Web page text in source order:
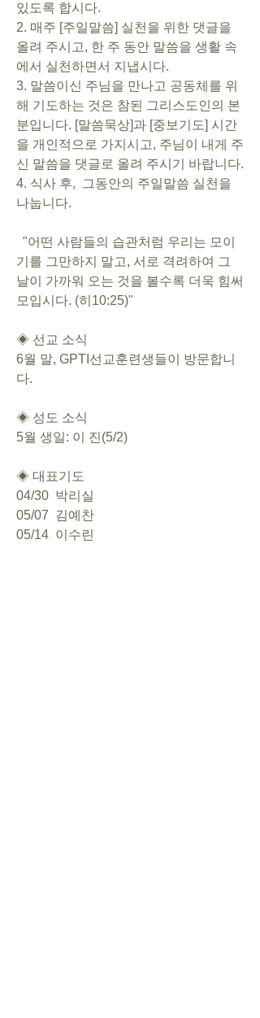
있도록 합시다.
2. 매주 [주일말씀] 실천을 위한 댓글을
올려 주시고, 한 주 동안 말씀을 생활 속
에서 실천하면서 지냅시다.
3. 말씀이신 주님을 만나고 공동체를 위
해 기도하는 것은 참된 그리스도인의 본
분입니다. [말씀묵상]과 [중보기도] 시간
을 개인적으로 가지시고, 주님이 내게 주
4. 식사 후,  그동안의 주일말씀 실천을
나눕니다.
기를 그만하지 말고, 서로 격려하여 그
날이 가까워 오는 것을 볼수록 더욱 힘써
모입시다. (히10:25)"
◈ 선교 소식
6월 말, GPTI선교훈련생들이 방문합니
다.
◈ 성도 소식
5월 생일: 이 진(5/2)
◈ 대표기도
04/30  박리실
05/07  김예찬
05/14  이수린